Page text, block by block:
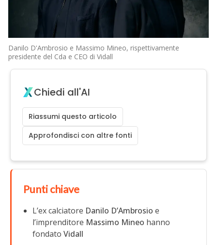
Danilo D'Ambrosio e Massimo Mineo, rispettivamente
presidente del Cda e CEO di Vidall
Chiedi all'AI
Riassumi questo articolo
Approfondisci con altre fonti
Punti chiave
L’ex calciatore Danilo D’Ambrosio e
l’imprenditore Massimo Mineo hanno
fondatoVidall